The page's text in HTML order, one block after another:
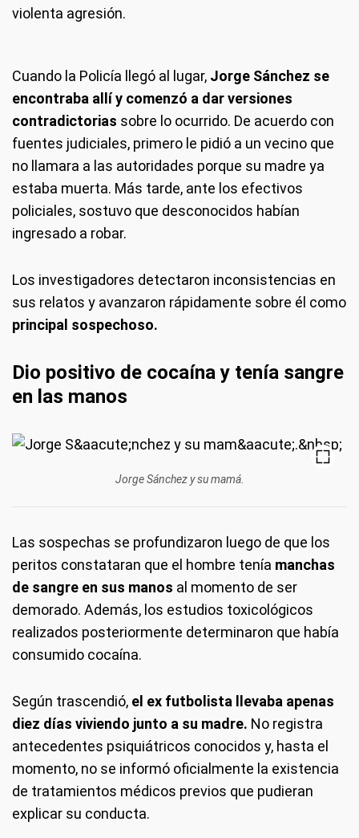
violenta agresión.
Cuando la Policía llegó al lugar, Jorge Sánchez se
encontraba allí y comenzó a dar versiones
contradictorias sobre lo ocurrido. De acuerdo con
fuentes judiciales, primero le pidió a un vecino que
no llamara a las autoridades porque su madre ya
estaba muerta. Más tarde, ante los efectivos
policiales, sostuvo que desconocidos habían
ingresado a robar.
Los investigadores detectaron inconsistencias en
sus relatos y avanzaron rápidamente sobre él como
principal sospechoso.
Dio positivo de cocaína y tenía sangre
en las manos
Jorge Sánchez y su mamá.
Las sospechas se profundizaron luego de que los
peritos constataran que el hombre tenía manchas
de sangre en sus manos al momento de ser
demorado. Además, los estudios toxicológicos
realizados posteriormente determinaron que había
consumido cocaína.
Según trascendió, el ex futbolista llevaba apenas
diez días viviendo junto a su madre. No registra
antecedentes psiquiátricos conocidos y, hasta el
momento, no se informó oficialmente la existencia
de tratamientos médicos previos que pudieran
explicar su conducta.